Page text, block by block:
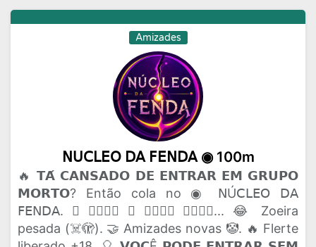
Amizades
𝖭𝖴𝖢𝖫𝖤𝖮 𝖣𝖠 𝖥𝖤𝖭𝖣𝖠 ◉ 100m
🔥 𝗧𝗔́ 𝗖𝗔𝗡𝗦𝗔𝗗𝗢 𝗗𝗘 𝗘𝗡𝗧𝗥𝗔𝗥 𝗘𝗠 𝗚𝗥𝗨𝗣𝗢
𝗠𝗢𝗥𝗧𝗢? Então cola no ◉ 𝖭Ú𝖢𝖫𝖤𝖮 𝖣𝖠
𝖥𝖤𝖭𝖣𝖠. 🫟 𝗔𝗤𝗨𝗜 𝗢 𝗣𝗔𝗣𝗢 𝗙𝗟𝗨𝗜... 😂 Zoeira
pesada (☠️🫣). 🤝 Amizades novas 🤡. 🔥 Flerte